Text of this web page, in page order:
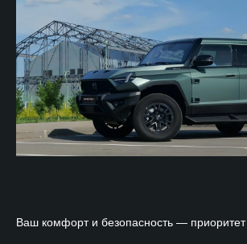
Ваш комфорт и безопасность — приоритет